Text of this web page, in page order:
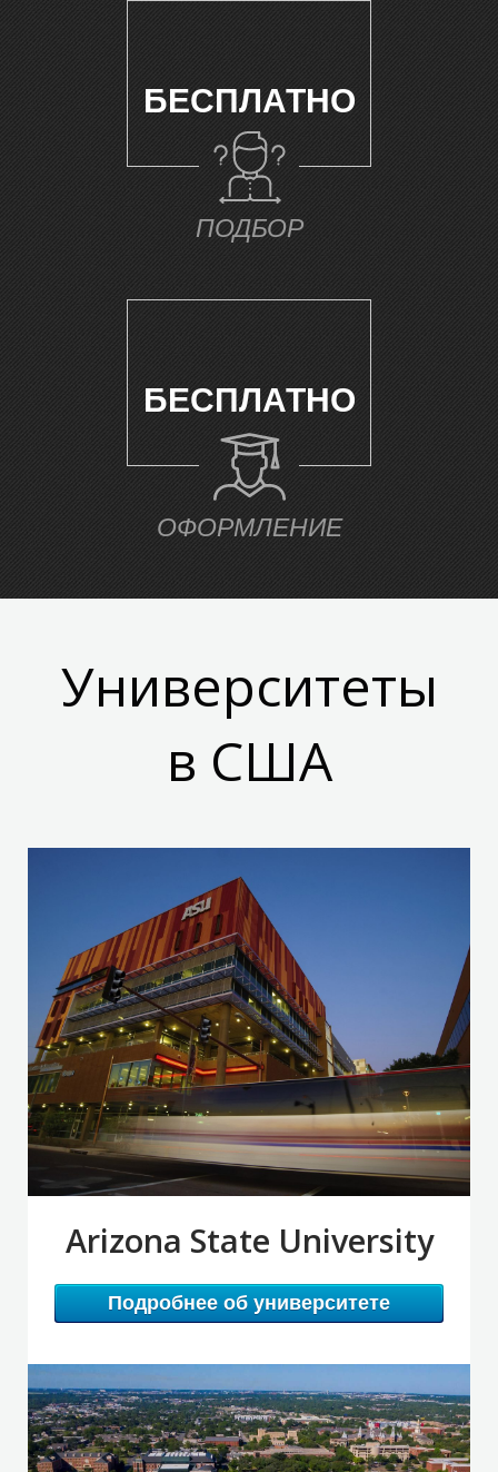
Г
И
БЕСПЛАТНО
ПОДБОР
БЕСПЛАТНО
ОФОРМЛЕНИЕ
Университеты
в США
Arizona State University
Подробнее об университете